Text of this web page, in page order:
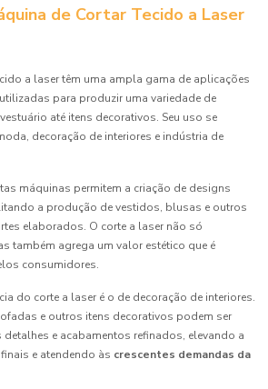
de Cortar Tecido a Laser
a laser têm uma ampla gama de aplicações
para produzir uma variedade de
até itens decorativos. Seu uso se
decoração de interiores e indústria de
máquinas permitem a criação de designs
a produção de vestidos, blusas e outros
elaborados. O corte a laser não só
também agrega um valor estético que é
consumidores.
do corte a laser é o de decoração de interiores.
e outros itens decorativos podem ser
e acabamentos refinados, elevando a
e atendendo às crescentes demandas da